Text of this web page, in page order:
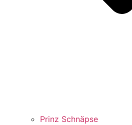
Prinz Schnäpse